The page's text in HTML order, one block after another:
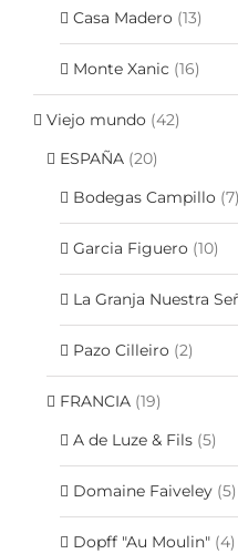
Casa Madero (13)
Monte Xanic (16)
Viejo mundo (42)
ESPAÑA (20)
Bodegas Campillo (7)
Garcia Figuero (10)
La Granja Nuestra
Pazo Cilleiro (2)
FRANCIA (19)
A de Luze & Fils (5)
Domaine Faiveley (5)
Dopff "Au Moulin" (4)